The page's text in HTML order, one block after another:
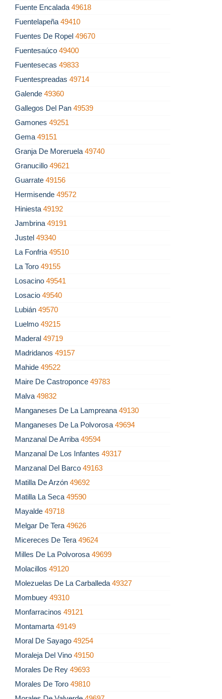
Fuente Encalada 49618
Fuentelapeña 49410
Fuentes De Ropel 49670
Fuentesaúco 49400
Fuentesecas 49833
Fuentespreadas 49714
Galende 49360
Gallegos Del Pan 49539
Gamones 49251
Gema 49151
Granja De Moreruela 49740
Granucillo 49621
Guarrate 49156
Hermisende 49572
Hiniesta 49192
Jambrina 49191
Justel 49340
La Fonfria 49510
La Toro 49155
Losacino 49541
Losacio 49540
Lubián 49570
Luelmo 49215
Maderal 49719
Madridanos 49157
Mahide 49522
Maire De Castroponce 49783
Malva 49832
Manganeses De La Lampreana 49130
Manganeses De La Polvorosa 49694
Manzanal De Arriba 49594
Manzanal De Los Infantes 49317
Manzanal Del Barco 49163
Matilla De Arzón 49692
Matilla La Seca 49590
Mayalde 49718
Melgar De Tera 49626
Micereces De Tera 49624
Milles De La Polvorosa 49699
Molacillos 49120
Molezuelas De La Carballeda 49327
Mombuey 49310
Monfarracinos 49121
Montamarta 49149
Moral De Sayago 49254
Moraleja Del Vino 49150
Morales De Rey 49693
Morales De Toro 49810